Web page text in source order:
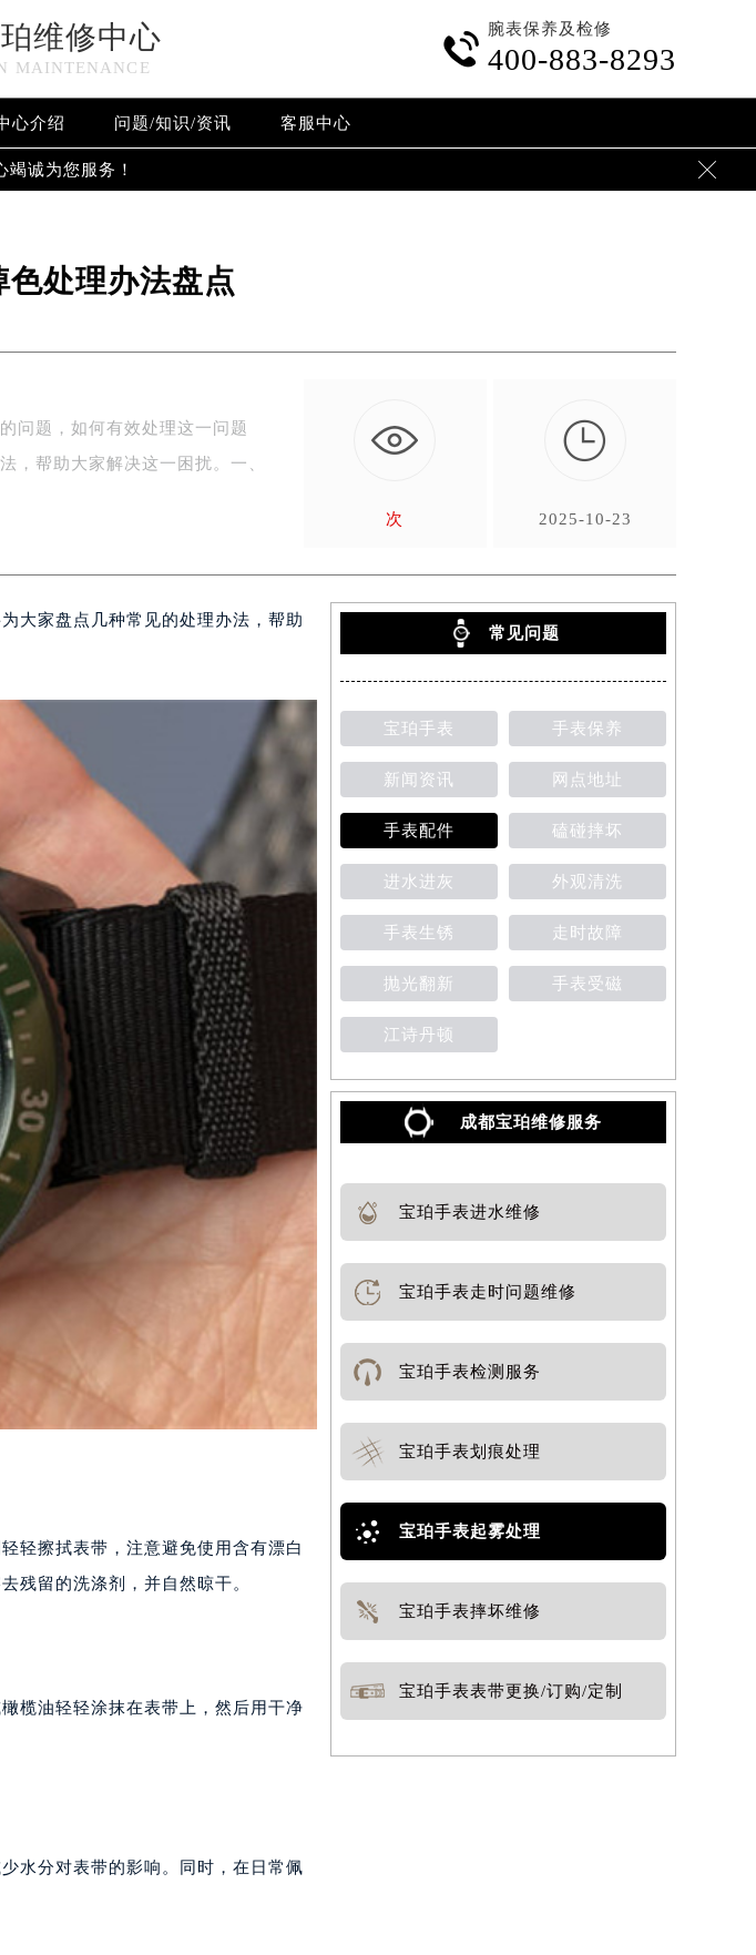
维修中心
MAINTENANCE

腕表保养及检修
400-883-8293
心介绍 问题/知识/资讯 客服中心
竭诚为您服务！ 
处理办法盘点
问题，如何有效处理这一问题
，帮助大家解决这一困扰。一、
次

2025-10-23
大家盘点几种常见的处理办法，帮助
轻擦拭表带，注意避免使用含有漂白
残留的洗涤剂，并自然晾干。
榄油轻轻涂抹在表带上，然后用干净
水分对表带的影响。同时，在日常佩
常见问题
宝珀手表 手表保养
新闻资讯 网点地址
手表配件 磕碰摔坏
进水进灰 外观清洗
手表生锈 走时故障
抛光翻新 手表受磁
江诗丹顿
成都宝珀维修服务
宝珀手表进水维修
宝珀手表走时问题维修
宝珀手表检测服务
宝珀手表划痕处理
宝珀手表起雾处理
宝珀手表摔坏维修
宝珀手表表带更换/订购/定制